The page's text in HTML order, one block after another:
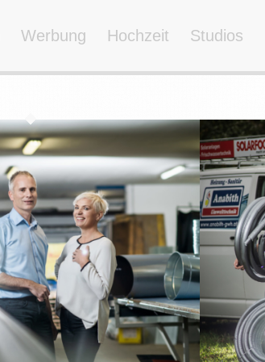
Werbung Hochzeit Studios